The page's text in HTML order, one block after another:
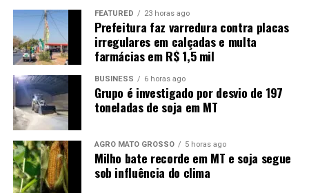
exportações foram projetadas em 24,10 milhões de
toneladas, redução anual de 1,09%, refletindo a maior
absorção da produção pelo mercado interno.
No mercado, os contratos do milho na CME Group
recuaram 2,04% na semana, encerrando cotados a US$
4,49 por bushel, diante das expectativas de ampla oferta
global favorecida pelas boas condições das lavouras
norte-americanas. Na B3, o cereal fechou a R$ 69,71 por
saca, baixa semanal de 0,41%, acompanhando o avanço
da colheita no Brasil.
FEATURED 23 horas ago
Prefeitura faz varredura contra placas
irregulares em calçadas e multa
farmácias em R$ 1,5 mil
BUSINESS 6 horas ago
Grupo é investigado por desvio de 197
toneladas de soja em MT
AGRO MATO GROSSO 5 horas ago
Milho bate recorde em MT e soja segue
sob influência do clima